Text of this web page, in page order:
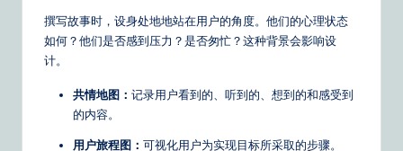
撰写故事时，设身处地地站在用户的角度。他们的心理状态
如何？他们是否感到压力？是否匆忙？这种背景会影响设
计。
共情地图： 记录用户看到的、听到的、想到的和感受到
的内容。
用户旅程图： 可视化用户为实现目标所采取的步骤。